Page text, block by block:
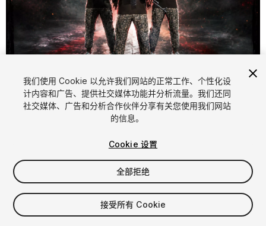
1/5
$50
增值税将在结算时计算
我们使用 Cookie 以允许我们网站的正常工作、个性化设
计内容和广告、提供社交媒体功能并分析流量。我们还同
社交媒体、广告和分析合作伙伴分享有关您使用我们网站
的信息。
Cookie 设置
全部拒绝
接受所有 Cookie